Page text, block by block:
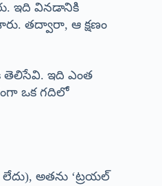
ఇది వినడానికి
తద్వారా, ఆ క్షణం
తెలిసేవి. ఇది ఎంత
ఒక గదిలో
అతను ‘ట్రయల్